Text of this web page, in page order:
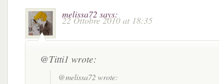
melissa72 says:
22 Ottobre 2010 at 18:35
@Titti1 wrote:
@melissa72 wrote: